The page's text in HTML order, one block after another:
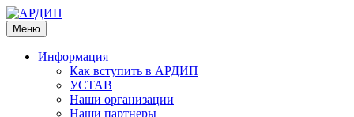
Меню
Информация
Как вступить в АРДИП
УСТАВ
Наши организации
Наши партнеры